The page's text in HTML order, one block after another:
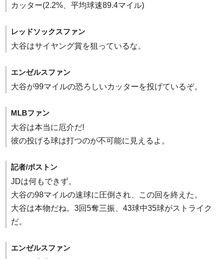
カッター(2.2%、平均球速89.4マイル)
レッドソックスファン
大谷はサイヤング賞を狙っているな。
エンゼルスファン
大谷が99マイルの恐ろしいカッターを投げているぞ。
MLBファン
大谷は本当に厄介だ!
彼の投げる球は打つのが不可能に見えるよ。
記者/ボストン
JDは何もできず。
大谷の98マイルの速球に圧倒され、この回を終えた。
大谷は本物だね。3回5奪三振、43球中35球がストライク
だ。
エンゼルスファン